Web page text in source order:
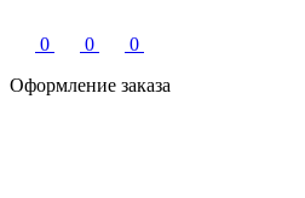
0 0
0
Оформление заказа